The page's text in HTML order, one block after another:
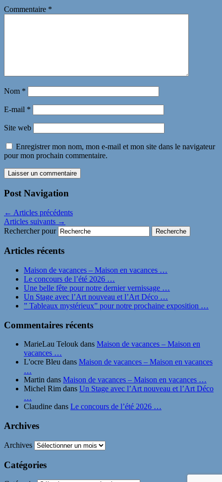
Commentaire *
Nom *
E-mail *
Site web
Enregistrer mon nom, mon e-mail et mon site dans le navigateur
pour mon prochain commentaire.
Post Navigation
← Articles précédents
Articles suivants →
Rechercher pour
Articles récents
Maison de vacances – Maison en vacances …
Le concours de l’été 2026 …
Une belle fête pour notre dernier vernissage …
Un Stage avec l’Art nouveau et l’Art Déco …
” Tableaux mystérieux” pour notre prochaine exposition …
Commentaires récents
MarieLau Telouk dans Maison de vacances – Maison en
vacances …
L'ocre Bleu dans Maison de vacances – Maison en vacances
…
Martin dans Maison de vacances – Maison en vacances …
Michel Rim dans Un Stage avec l’Art nouveau et l’Art Déco
…
Claudine dans Le concours de l’été 2026 …
Archives
Archives
Catégories